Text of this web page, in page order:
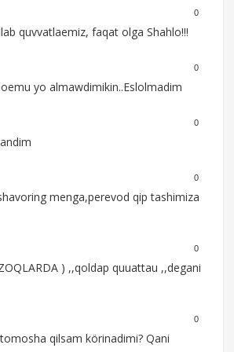
0
quvvatlaemiz, faqat olga Shahlo!!!
0
yo almawdimikin..Eslolmadim
0
0
menga,perevod qip tashimiza
0
) ,,qoldap quuattau ,,degani
0
qilsam körinadimi? Qani